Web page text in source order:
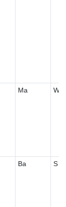
Ma W
Ba S